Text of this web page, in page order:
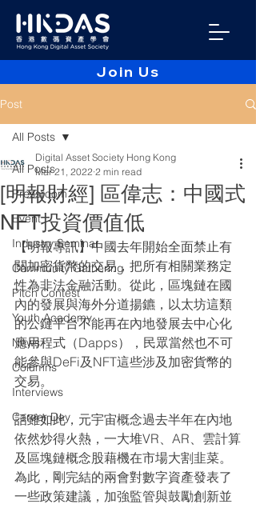
Join Us
Post
All Posts
Pressroom
Event
Industry Seminar
Community Gathering
Pitch Contest
Youth Academy
News
Columns
Interviews
Career Day
All Posts
[明報財經] 區偉志：中國式
NFT投資價值低
Digital Asset Society Hong Kong
Mar 21, 2022 2 min read
【明報專訊】中國去年開始全面禁止有
關加密貨幣的交易，把所有相關業務定
性為非法金融活動。從此，區塊鏈在國
內的發展與海外分道揚鑣，以太坊這類
的公鏈平台不能再在內地發展去中心化
應用程式（Dapps），民眾當然也不可
能參與DeFi及NFT這些涉及加密貨幣的
交易。
話雖如此，元宇宙概念過去半年在內地
依然炒得火熱，一大堆VR、AR、雲計算
及區塊鏈概念股藉機在市場大割韭菜。
為此，剛完結的兩會對數字資產發表了
一些政策建議，加強監管與鼓勵創新並